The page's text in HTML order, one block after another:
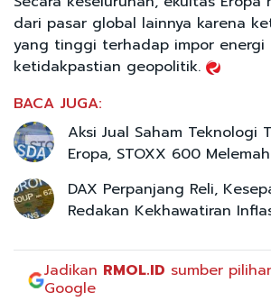
dari pasar global lainnya karena
yang tinggi terhadap impor energi
ketidakpastian geopolitik.
BACA JUGA:
Aksi Jual Saham Teknologi
Eropa, STOXX 600 Melemah
DAX Perpanjang Reli,
Redakan Kekhawatiran
Jadikan RMOL.ID sumber
Google